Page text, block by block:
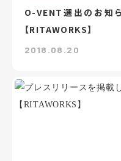
O-VENT選出のお知
【RITAWORKS】
2018.08.20